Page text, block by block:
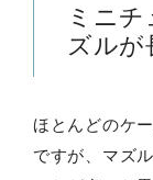
ミニ
ズルが
ほとんどのケ
ですが、マズ